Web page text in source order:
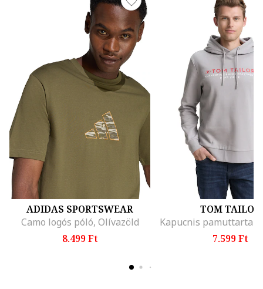
ADIDAS SPORTSWEAR
Camo logós póló, Olívazöld
8.499 Ft
TOM TAILOR
7.599 Ft